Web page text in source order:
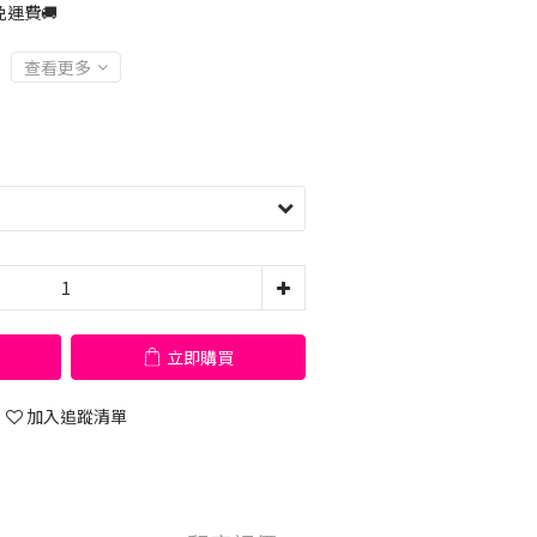
運費🚚
查看更多
立即購買
加入追蹤清單